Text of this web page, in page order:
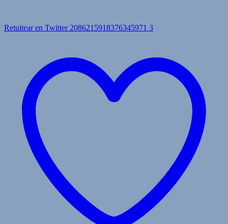
Retuitear en Twitter 2086215918376345971 3